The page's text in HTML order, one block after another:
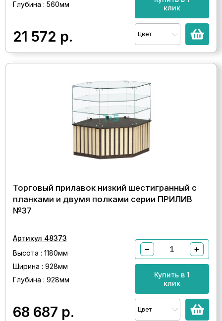
Глубина : 560мм
21 572 р.
клик
Цвет
Торговый прилавок низкий шестигранный с
планками и двумя полками серии ПРИЛИВ
№37
Артикул 48373
Высота : 1180мм
Ширина : 928мм
Глубина : 928мм
68 687 р.
− +
Купить в 1
клик
Цвет